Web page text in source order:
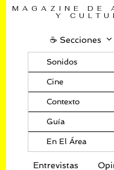
MAGAZINE DE
Y
☕️ Secciones
Sonidos
Cine
Contexto
Guía
En El Área
Entrevistas